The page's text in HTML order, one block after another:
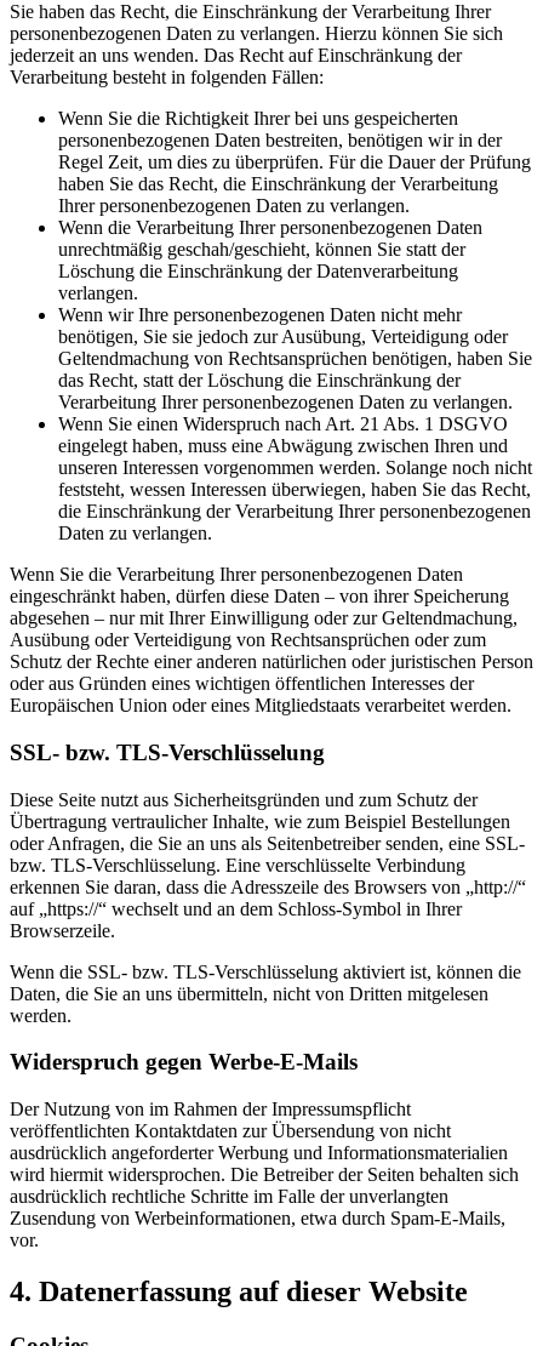
Sie haben das Recht, die Einschränkung der Verarbeitung Ihrer
personenbezogenen Daten zu verlangen. Hierzu können Sie sich
jederzeit an uns wenden. Das Recht auf Einschränkung der
Verarbeitung besteht in folgenden Fällen:
Wenn Sie die Richtigkeit Ihrer bei uns gespeicherten
personenbezogenen Daten bestreiten, benötigen wir in der
Regel Zeit, um dies zu überprüfen. Für die Dauer der Prüfung
haben Sie das Recht, die Einschränkung der Verarbeitung
Ihrer personenbezogenen Daten zu verlangen.
Wenn die Verarbeitung Ihrer personenbezogenen Daten
unrechtmäßig geschah/geschieht, können Sie statt der
Löschung die Einschränkung der Datenverarbeitung
verlangen.
Wenn wir Ihre personenbezogenen Daten nicht mehr
benötigen, Sie sie jedoch zur Ausübung, Verteidigung oder
Geltendmachung von Rechtsansprüchen benötigen, haben Sie
das Recht, statt der Löschung die Einschränkung der
Verarbeitung Ihrer personenbezogenen Daten zu verlangen.
Wenn Sie einen Widerspruch nach Art. 21 Abs. 1 DSGVO
eingelegt haben, muss eine Abwägung zwischen Ihren und
unseren Interessen vorgenommen werden. Solange noch nicht
feststeht, wessen Interessen überwiegen, haben Sie das Recht,
die Einschränkung der Verarbeitung Ihrer personenbezogenen
Daten zu verlangen.
Wenn Sie die Verarbeitung Ihrer personenbezogenen Daten
eingeschränkt haben, dürfen diese Daten – von ihrer Speicherung
abgesehen – nur mit Ihrer Einwilligung oder zur Geltendmachung,
Ausübung oder Verteidigung von Rechtsansprüchen oder zum
Schutz der Rechte einer anderen natürlichen oder juristischen Person
oder aus Gründen eines wichtigen öffentlichen Interesses der
Europäischen Union oder eines Mitgliedstaats verarbeitet werden.
SSL- bzw. TLS-Verschlüsselung
Diese Seite nutzt aus Sicherheitsgründen und zum Schutz der
Übertragung vertraulicher Inhalte, wie zum Beispiel Bestellungen
oder Anfragen, die Sie an uns als Seitenbetreiber senden, eine SSL-
bzw. TLS-Verschlüsselung. Eine verschlüsselte Verbindung
erkennen Sie daran, dass die Adresszeile des Browsers von „http://“
auf „https://“ wechselt und an dem Schloss-Symbol in Ihrer
Browserzeile.
Wenn die SSL- bzw. TLS-Verschlüsselung aktiviert ist, können die
Daten, die Sie an uns übermitteln, nicht von Dritten mitgelesen
werden.
Widerspruch gegen Werbe-E-Mails
Der Nutzung von im Rahmen der Impressumspflicht
veröffentlichten Kontaktdaten zur Übersendung von nicht
ausdrücklich angeforderter Werbung und Informationsmaterialien
wird hiermit widersprochen. Die Betreiber der Seiten behalten sich
ausdrücklich rechtliche Schritte im Falle der unverlangten
Zusendung von Werbeinformationen, etwa durch Spam-E-Mails,
vor.
4. Datenerfassung auf dieser Website